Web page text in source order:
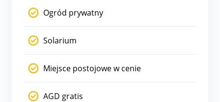
Ogród prywatny
Solarium
Miejsce postojowe w cenie
AGD gratis